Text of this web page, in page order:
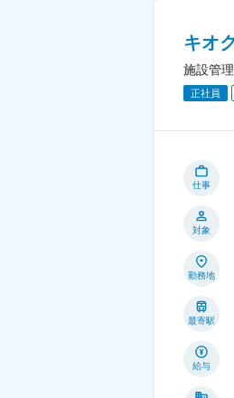
キオ
施設管
正社員
仕事
対象
勤務地
最寄駅
給与